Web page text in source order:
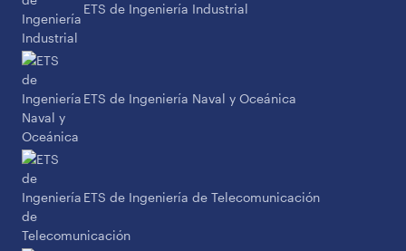
ETS de Ingeniería Industrial
ETS de Ingeniería Naval y Oceánica
ETS de Ingeniería de Telecomunicación